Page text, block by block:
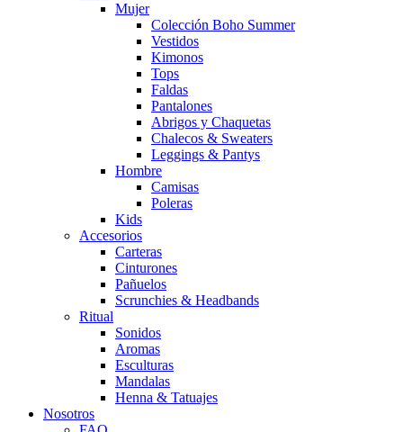
Mujer
Colección Boho Summer
Vestidos
Kimonos
Tops
Faldas
Pantalones
Abrigos y Chaquetas
Chalecos & Sweaters
Leggings & Pantys
Hombre
Camisas
Poleras
Kids
Accesorios
Carteras
Cinturones
Pañuelos
Scrunchies & Headbands
Ritual
Sonidos
Aromas
Esculturas
Mandalas
Henna & Tatuajes
Nosotros